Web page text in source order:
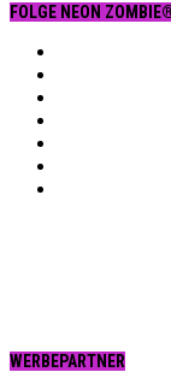
FOLGE NEON
WERBEPARTNER